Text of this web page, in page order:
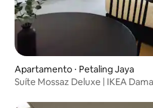
Apartamento ⋅ Petaling Jaya
Suíte Mossaz Deluxe | IKEA